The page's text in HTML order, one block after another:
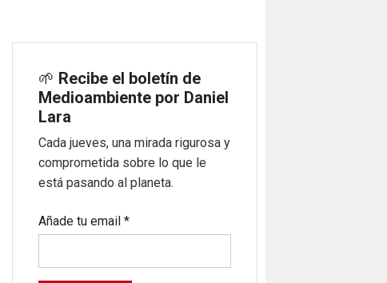
🌱 Recibe el boletín de
Medioambiente por Daniel
Lara
Cada jueves, una mirada rigurosa y
comprometida sobre lo que le
está pasando al planeta.
Añade tu email*